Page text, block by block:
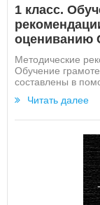
1 класс.
оцениванию
Методические
Обучение
составлены в
Читать далее